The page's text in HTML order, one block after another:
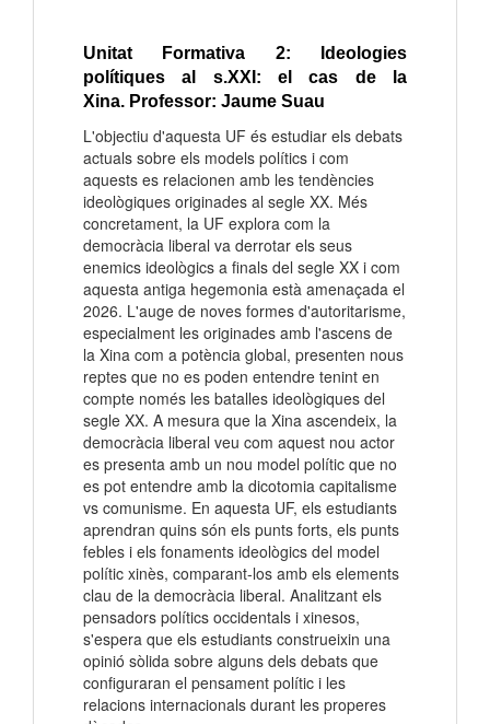
Unitat Formativa 2: Ideologies
polítiques al s.XXI: el cas de la
Xina. Professor: Jaume Suau
L'objectiu d'aquesta UF és estudiar els debats
actuals sobre els models polítics i com
aquests es relacionen amb les tendències
ideològiques originades al segle XX. Més
concretament, la UF explora com la
democràcia liberal va derrotar els seus
enemics ideològics a finals del segle XX i com
aquesta antiga hegemonia està amenaçada el
2026. L'auge de noves formes d'autoritarisme,
especialment les originades amb l'ascens de
la Xina com a potència global, presenten nous
reptes que no es poden entendre tenint en
compte només les batalles ideològiques del
segle XX. A mesura que la Xina ascendeix, la
democràcia liberal veu com aquest nou actor
es presenta amb un nou model polític que no
es pot entendre amb la dicotomia capitalisme
vs comunisme. En aquesta UF, els estudiants
aprendran quins són els punts forts, els punts
febles i els fonaments ideològics del model
polític xinès, comparant-los amb els elements
clau de la democràcia liberal. Analitzant els
pensadors polítics occidentals i xinesos,
s'espera que els estudiants construeixin una
opinió sòlida sobre alguns dels debats que
configuraran el pensament polític i les
relacions internacionals durant les properes